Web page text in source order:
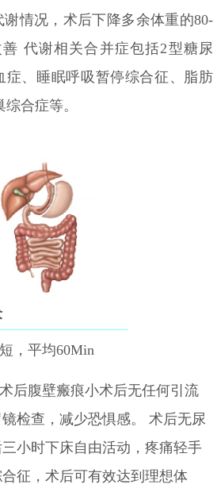
情况，术后下降多余体重的80-
善 代谢相关合并症包括2型糖尿
症、睡眠呼吸暂停综合征、脂肪
合症等。
，平均60Min
后腹壁瘢痕小术后无任何引流
检查，减少恐惧感。 术后无尿
小时下床自由活动，疼痛轻手
征，术后可有效达到理想体